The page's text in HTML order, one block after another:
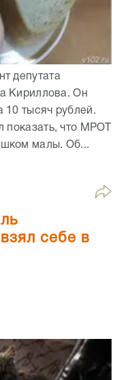
депутата
Кириллова. Он
10 тысяч рублей.
показать, что МРОТ
малы. Об...
себе в